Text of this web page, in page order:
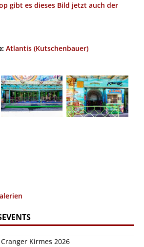
gibt es dieses Bild jetzt auch der
Atlantis (Kutschenbauer)
Cranger Kirmes 2026